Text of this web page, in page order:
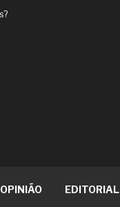
OPINIÃO EDITORIAL